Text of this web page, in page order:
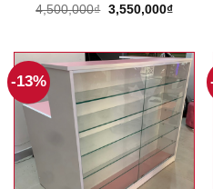
4,500,000₫ Giá
3,550,000₫Giá
-13%